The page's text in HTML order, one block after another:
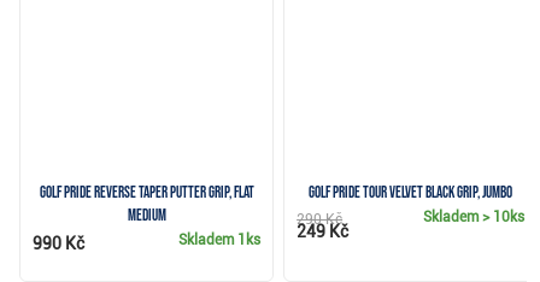
Golf Pride Reverse Taper putter grip, Flat
Medium
Skladem 1ks
990 Kč
Golf Pride Tour Velvet Black grip, Jumbo
Skladem> 10ks
290 Kč
249 Kč